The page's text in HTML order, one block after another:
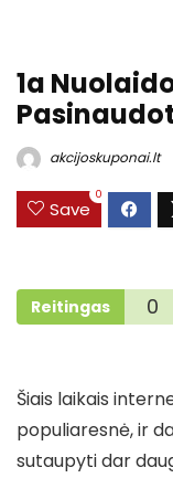
1a
akcijoskuponai.lt
Save
0
Reitingas 0
Šiais laikais
populiaresnė, ir
sutaupyti dar